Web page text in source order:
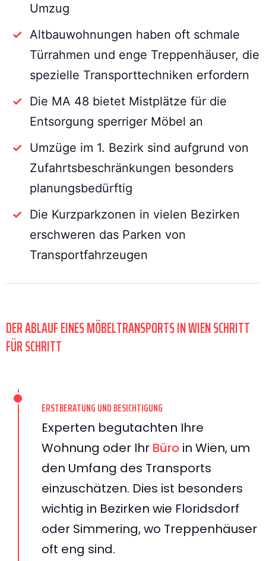
Umzug
Altbauwohnungen haben oft schmale
Türrahmen und enge Treppenhäuser, die
spezielle Transporttechniken erfordern
Die MA 48 bietet Mistplätze für die
Entsorgung sperriger Möbel an
Umzüge im 1. Bezirk sind aufgrund von
Zufahrtsbeschränkungen besonders
planungsbedürftig
Die Kurzparkzonen in vielen Bezirken
erschweren das Parken von
Transportfahrzeugen
DER ABLAUF EINES MÖBELTRANSPORTS IN WIEN SCHRITT
FÜR SCHRITT
ERSTBERATUNG UND BESICHTIGUNG
Experten begutachten Ihre
Wohnung oder Ihr Büro in Wien, um
den Umfang des Transports
einzuschätzen. Dies ist besonders
wichtig in Bezirken wie Floridsdorf
oder Simmering, wo Treppenhäuser
oft eng sind.